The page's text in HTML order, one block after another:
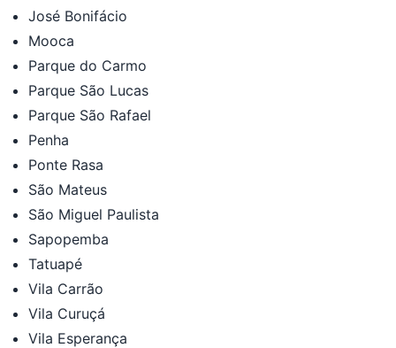
José Bonifácio
Mooca
Parque do Carmo
Parque São Lucas
Parque São Rafael
Penha
Ponte Rasa
São Mateus
São Miguel Paulista
Sapopemba
Tatuapé
Vila Carrão
Vila Curuçá
Vila Esperança